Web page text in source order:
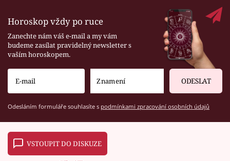
Horoskop vždy po ruce
Zanechte nám váš e-mail a my vám
budeme zasílat pravidelný newsletter s
vaším horoskopem.
ODESLAT
Odesláním formuláře souhlasíte s podmínkami zpracování osobních údajů
VSTOUPIT DO DISKUZE